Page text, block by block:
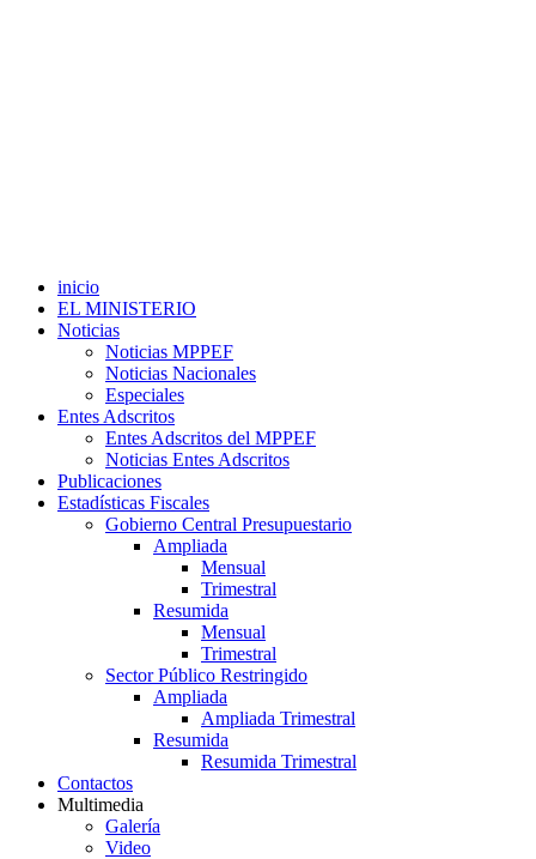
inicio
EL MINISTERIO
Noticias
Noticias MPPEF
Noticias Nacionales
Especiales
Entes Adscritos
Entes Adscritos del MPPEF
Noticias Entes Adscritos
Publicaciones
Estadísticas Fiscales
Gobierno Central Presupuestario
Ampliada
Mensual
Trimestral
Resumida
Mensual
Trimestral
Sector Público Restringido
Ampliada
Ampliada Trimestral
Resumida
Resumida Trimestral
Contactos
Multimedia
Galería
Video